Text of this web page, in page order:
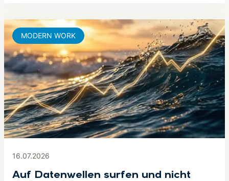
16.07.2026
Auf Datenwellen surfen und nicht
MODERN WORK